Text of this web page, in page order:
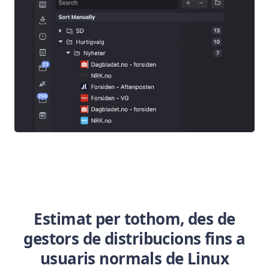
Estimat per tothom, des de
gestors de distribucions fins a
usuaris normals de Linux